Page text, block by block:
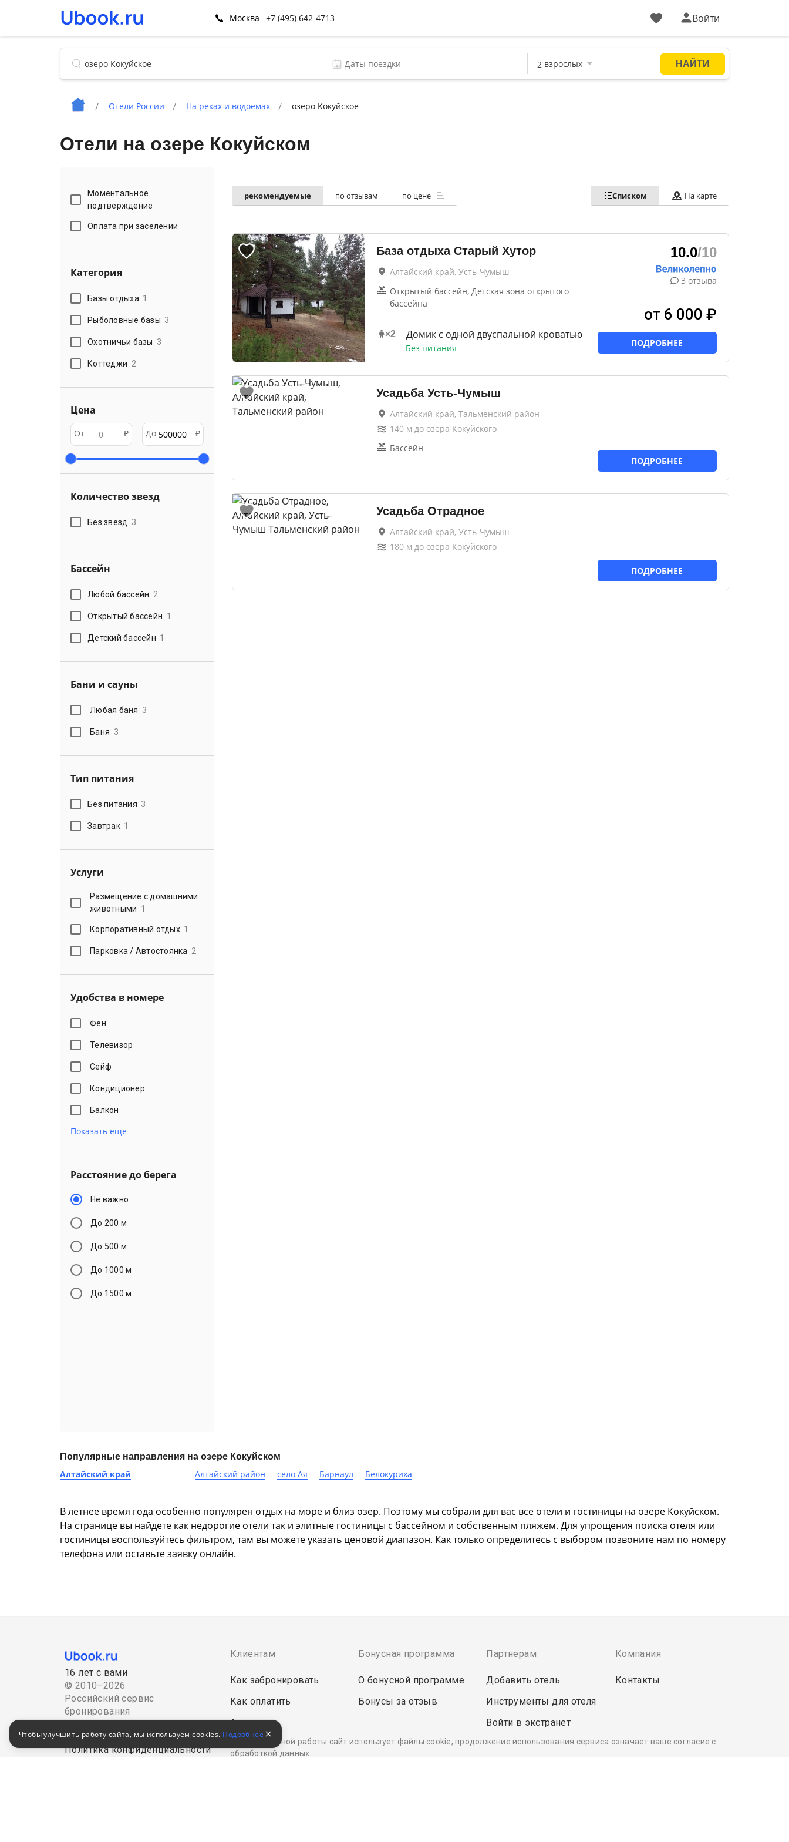
Москва +7 (495) 642-4713 Войти
Отели России На реках и водоемах озеро Кокуйское
Отели на озере Кокуйском
Моментальное
подтверждение
Оплата при заселении
Категория
Базы отдыха 1
Рыболовные базы 3
Охотничьи базы 3
Коттеджи 2
Цена
От ₽ До ₽
Количество звезд
Без звезд 3
Бассейн
Любой бассейн 2
Открытый бассейн 1
Детский бассейн 1
Бани и сауны
Любая баня 3
Баня 3
Тип питания
Без питания 3
Завтрак 1
Услуги
Размещение с домашними
животными 1
Корпоративный отдых 1
Парковка / Автостоянка 2
Удобства в номере
Фен
Телевизор
Сейф
Кондиционер
Балкон
Показать еще
Расстояние до берега
Не важно
До 200 м
До 500 м
До 1000 м
До 1500 м
рекомендуемые по отзывам по цене Списком На карте
База отдыха Старый Хутор
Алтайский край, Усть-Чумыш
Открытый бассейн, Детская зона открытого
бассейна
×2 Домик с одной двуспальной кроватью
Без питания
10.0/10
3 отзыва
от 6 000 ₽
ПОДРОБНЕЕ
Усадьба Усть-Чумыш
Алтайский край, Тальменский район
140м до озера Кокуйского
Бассейн
ПОДРОБНЕЕ
Усадьба Отрадное
Алтайский край, Усть-Чумыш
180м до озера Кокуйского
ПОДРОБНЕЕ
Популярные направления на озере Кокуйском
Алтайский край Алтайский район село Ая Барнаул Белокуриха
В летнее время года особенно популярен отдых на море и близ озер. Поэтому мы собрали для вас все отели и гостиницы на озере Кокуйском.
На странице вы найдете как недорогие отели так и элитные гостиницы с бассейном и собственным пляжем. Для упрощения поиска отеля или
гостиницы воспользуйтесь фильтром, там вы можете указать ценовой диапазон. Как только определитесь с выбором позвоните нам по номеру
телефона или оставьте заявку онлайн.
16 лет с вами
© 2010–2026
Российский сервис
бронирования
Политика конфиденциальности
Клиентам
Как забронировать
Как оплатить
Акции
Бонусная программа
О бонусной программе
Бонусы за отзыв
Партнерам
Добавить отель
Инструменты для отеля
Войти в экстранет
Компания
Контакты
Для корректной работы сайт использует файлы cookie, продолжение использования сервиса означает ваше согласие с
обработкой данных.
Чтобы улучшить работу сайта, мы используем cookies. Подробнее